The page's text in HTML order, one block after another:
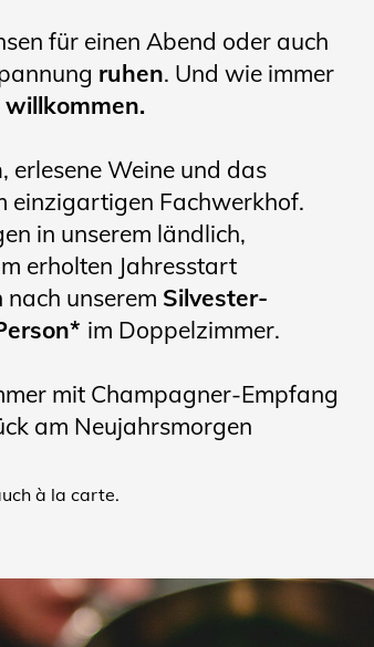
für einen Abend oder auch
ruhen. Und wie immer
, erlesene Weine und das
einzigartigen Fachwerkhof.
in unserem ländlich,
erholten Jahresstart
unserem Silvester-
im Doppelzimmer.
mit Champagner-Empfang
am Neujahrsmorgen
à la carte.